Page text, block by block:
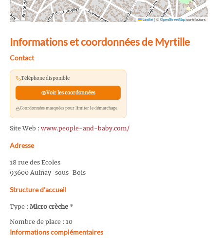
Leaflet|©OpenStreetMapcontributors
Informations et coordonnées de Myrtille
Contact
Téléphone disponible
Voir les coordonnées
Coordonnées masquées pour limiter le démarchage
Site Web : www.people-and-baby.com/
Adresse
18 rue des Ecoles
93600 Aulnay-sous-Bois
Structure d’accueil
Type : Micro crèche *
Nombre de place : 10
Informations complémentaires